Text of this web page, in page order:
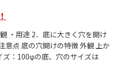
・用途 2．底に大きく穴を開け
意点 底の穴開けの特徴 外観 上か
ズ：100φの底、穴のサイズは